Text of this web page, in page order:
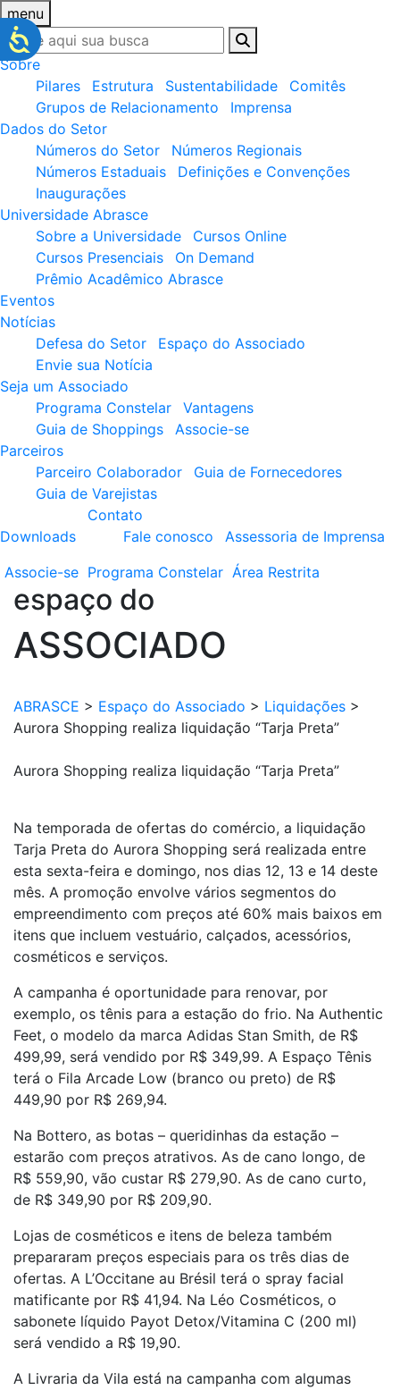
menu
Sobre
Pilares
Estrutura Sustentabilidade
Comitês
Grupos de Relacionamento
Imprensa
Dados do Setor
Números do Setor
Números Regionais
Números Estaduais
Definições e Convenções
Inaugurações
Universidade Abrasce
Sobre a Universidade
Cursos Online
Cursos Presenciais
On Demand
Prêmio Acadêmico Abrasce
Eventos
Notícias
Defesa do Setor
Espaço do Associado
Envie sua Notícia
Seja um Associado
Programa Constelar
Vantagens
Guia de Shoppings
Associe-se
Parceiros
Parceiro Colaborador
Guia de Fornecedores
Guia de Varejistas
Downloads
Contato
Fale conosco
Assessoria de Imprensa
Associe-se Programa Constelar Área Restrita
espaço do
ASSOCIADO
ABRASCE > Espaço do Associado > Liquidações >
Aurora Shopping realiza liquidação “Tarja Preta”
Aurora Shopping realiza liquidação “Tarja Preta”
Na temporada de ofertas do comércio, a liquidação
Tarja Preta do Aurora Shopping será realizada entre
esta sexta-feira e domingo, nos dias 12, 13 e 14 deste
mês. A promoção envolve vários segmentos do
empreendimento com preços até 60% mais baixos em
itens que incluem vestuário, calçados, acessórios,
cosméticos e serviços.
A campanha é oportunidade para renovar, por
exemplo, os tênis para a estação do frio. Na Authentic
Feet, o modelo da marca Adidas Stan Smith, de R$
499,99, será vendido por R$ 349,99. A Espaço Tênis
terá o Fila Arcade Low (branco ou preto) de R$
449,90 por R$ 269,94.
Na Bottero, as botas – queridinhas da estação –
estarão com preços atrativos. As de cano longo, de
R$ 559,90, vão custar R$ 279,90. As de cano curto,
de R$ 349,90 por R$ 209,90.
Lojas de cosméticos e itens de beleza também
prepararam preços especiais para os três dias de
ofertas. A L’Occitane au Brésil terá o spray facial
matificante por R$ 41,94. Na Léo Cosméticos, o
sabonete líquido Payot Detox/Vitamina C (200 ml)
será vendido a R$ 19,90.
A Livraria da Vila está na campanha com algumas